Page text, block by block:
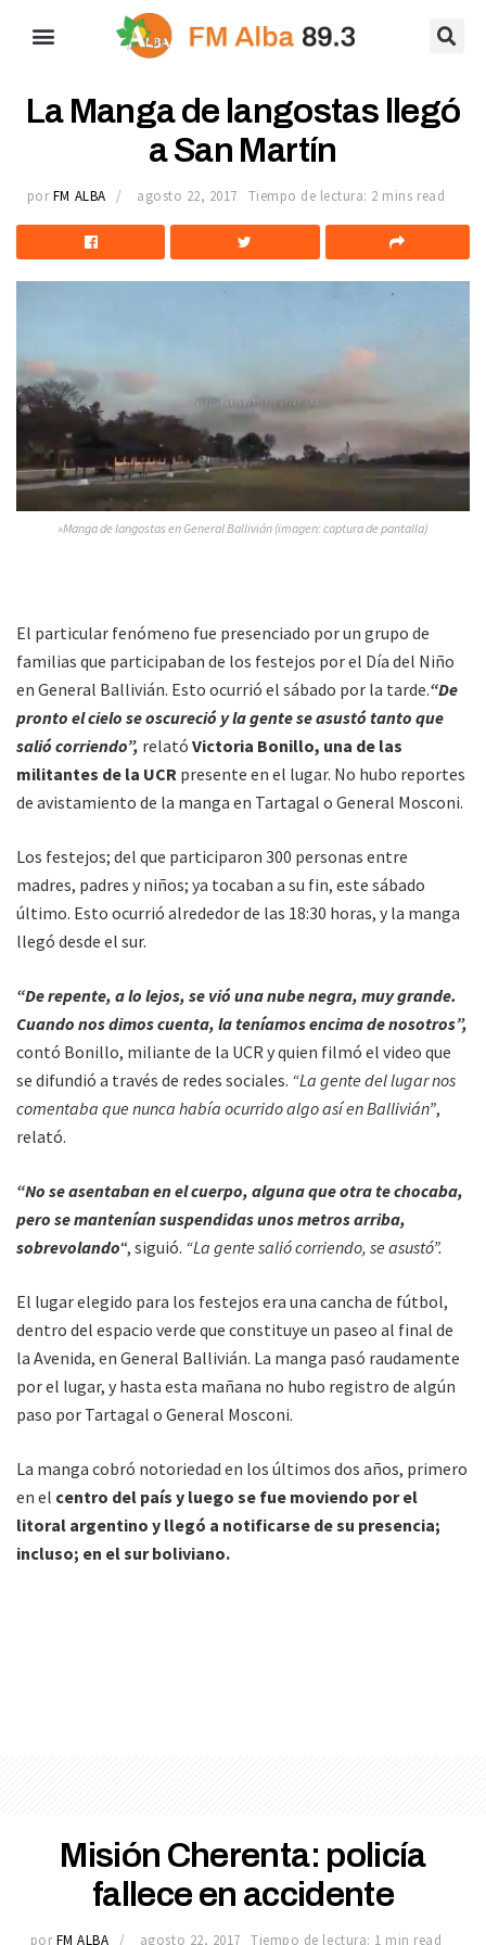
La Manga de langostas llegó
a San Martín
por FM ALBA agosto 22, 2017 Tiempo de lectura: 2 mins read
»Manga de langostas en General Ballivián (imagen: captura de pantalla)
El particular fenómeno fue presenciado por un grupo de
familias que participaban de los festejos por el Día del Niño
en General Ballivián. Esto ocurrió el sábado por la tarde.“De
pronto el cielo se oscureció y la gente se asustó tanto que
salió corriendo”, relató Victoria Bonillo, una de las
militantes de la UCR presente en el lugar. No hubo reportes
de avistamiento de la manga en Tartagal o General Mosconi.
Los festejos; del que participaron 300 personas entre
madres, padres y niños; ya tocaban a su fin, este sábado
último. Esto ocurrió alrededor de las 18:30 horas, y la manga
llegó desde el sur.
“De repente, a lo lejos, se vió una nube negra, muy grande.
Cuando nos dimos cuenta, la teníamos encima de nosotros”,
contó Bonillo, miliante de la UCR y quien filmó el video que
se difundió a través de redes sociales. “La gente del lugar nos
comentaba que nunca había ocurrido algo así en Ballivián”,
relató.
“No se asentaban en el cuerpo, alguna que otra te chocaba,
pero se mantenían suspendidas unos metros arriba,
sobrevolando“, siguió. “La gente salió corriendo, se asustó”.
El lugar elegido para los festejos era una cancha de fútbol,
dentro del espacio verde que constituye un paseo al final de
la Avenida, en General Ballivián. La manga pasó raudamente
por el lugar, y hasta esta mañana no hubo registro de algún
paso por Tartagal o General Mosconi.
La manga cobró notoriedad en los últimos dos años, primero
en el centro del país y luego se fue moviendo por el
litoral argentino y llegó a notificarse de su presencia;
incluso; en el sur boliviano.
Misión Cherenta: policía
fallece en accidente
por FM ALBA agosto 22, 2017 Tiempo de lectura: 1 min read